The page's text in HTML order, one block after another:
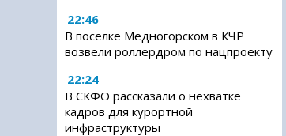
22:46
В поселке Медногорском в КЧР
возвели роллердром по нацпроекту
22:24
В СКФО рассказали о нехватке
кадров для курортной
инфраструктуры